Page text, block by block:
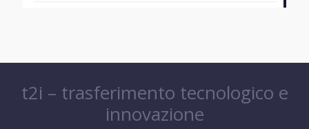
t2i – trasferimento tecnologico e
innovazione